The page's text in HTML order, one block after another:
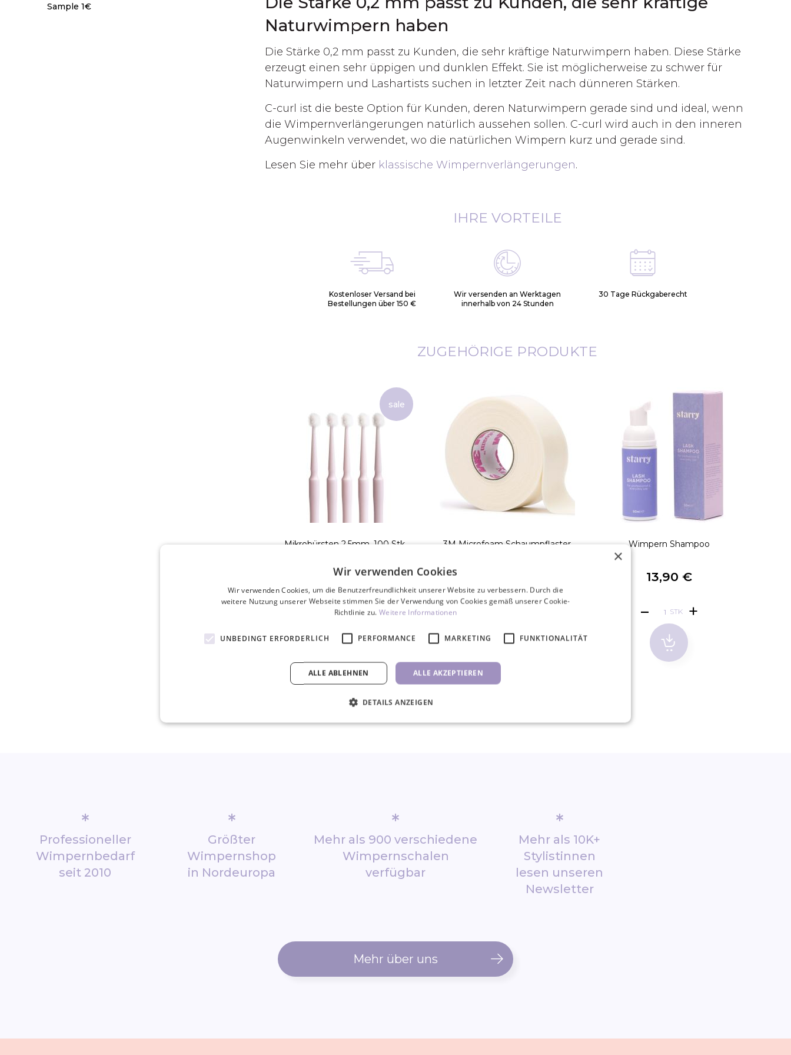
Sample 1€
Naturwimpern haben
Die Stärke 0,2 mm passt zu Kunden, die sehr kräftige Naturwimpern haben. Diese Stärke
erzeugt einen sehr üppigen und dunklen Effekt. Sie ist möglicherweise zu schwer für
Naturwimpern und Lashartists suchen in letzter Zeit nach dünneren Stärken.
C-curl ist die beste Option für Kunden, deren Naturwimpern gerade sind und ideal, wenn
die Wimpernverlängerungen natürlich aussehen sollen. C-curl wird auch in den inneren
Augenwinkeln verwendet, wo die natürlichen Wimpern kurz und gerade sind.
Lesen Sie mehr über klassische Wimpernverlängerungen.
IHRE VORTEILE
Kostenloser Versand bei
Bestellungen über 150 €
Wir versenden an Werktagen
innerhalb von 24 Stunden
30 Tage Rückgaberecht
ZUGEHÖRIGE PRODUKTE
sale
Mikrobürsten 2,5mm, 100 Stk.
3,50 €
4,90 €
STK
3M Microfoam Schaumpflaster
Wimpern Shampoo
13,90 €
STK
*
Professioneller
Wimpernbedarf
seit 2010
*
Größter
Wimpernshop
in Nordeuropa
*
Mehr als 900 verschiedene
Wimpernschalen
verfügbar
*
Mehr als 10K+
Stylistinnen
lesen unseren
Newsletter
Mehr über uns
×
Wir verwenden Cookies
Wir verwenden Cookies, um die Benutzerfreundlichkeit unserer Website zu verbessern. Durch die
weitere Nutzung unserer Webseite stimmen Sie der Verwendung von Cookies gemäß unserer Cookie-
Richtlinie zu.Weitere Informationen
UNBEDINGT ERFORDERLICH PERFORMANCE MARKETING FUNKTIONALITÄT
ALLE AKZEPTIEREN
ALLE ABLEHNEN
DETAILS ANZEIGEN